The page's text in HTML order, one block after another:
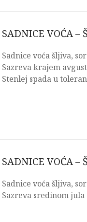
SADNICE VOĆA –
Sadnice voća šljiva,
Sazreva krajem
Stenlej spada u
SADNICE VOĆA –
Sadnice voća šljiva,
Sazreva sredinom jula